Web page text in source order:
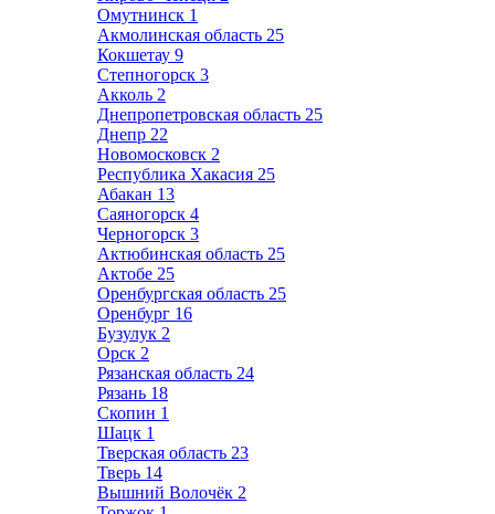
Омутнинск 1
Акмолинская область 25
Кокшетау 9
Степногорск 3
Акколь 2
Днепропетровская область 25
Днепр 22
Новомосковск 2
Республика Хакасия 25
Абакан 13
Саяногорск 4
Черногорск 3
Актюбинская область 25
Актобе 25
Оренбургская область 25
Оренбург 16
Бузулук 2
Орск 2
Рязанская область 24
Рязань 18
Скопин 1
Шацк 1
Тверская область 23
Тверь 14
Вышний Волочёк 2